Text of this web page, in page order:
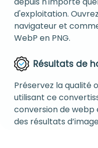
d'exploitation.
navigateur et
WebP en PNG.
Résultats de
Préservez la qualité
utilisant ce
conversion de webp
des résultats